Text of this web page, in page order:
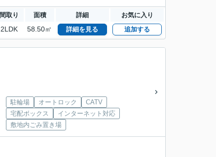
間取り 面積 詳細 お気に入り
2LDK 58.50㎡ 詳細を見る 追加する
駐輪場 オートロック
CATV
宅配ボックス
インターネット対応
敷地内ごみ置き場